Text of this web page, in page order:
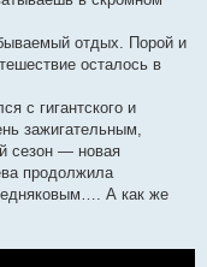
отдых. Порой и
осталось в
с гигантского и
зажигательным,
сезон — новая
продолжила
А как же